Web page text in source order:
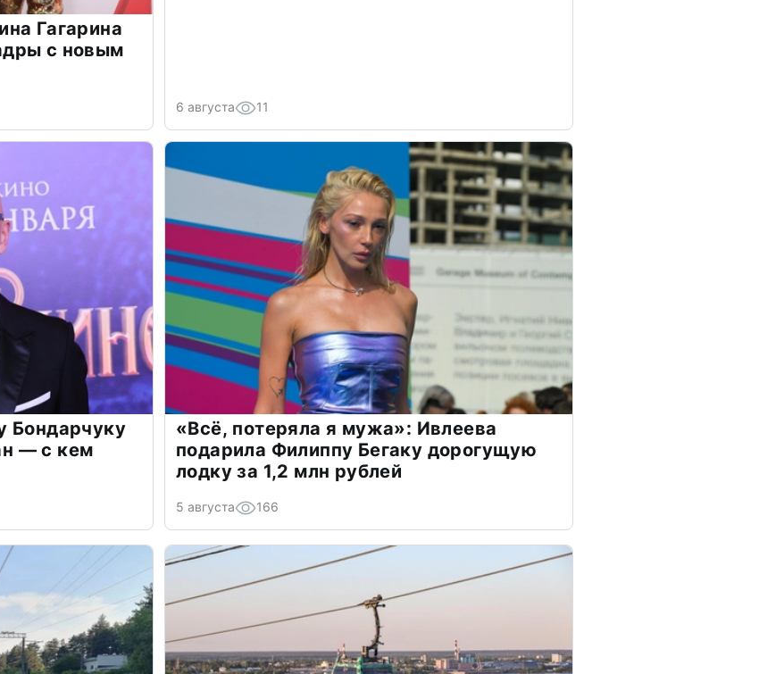
Гагарина
с новым
6 августа 11
Бондарчуку
— с кем
«Всё, потеряла я мужа»: Ивлеева
подарила Филиппу Бегаку дорогущую
лодку за 1,2 млн рублей
5 августа 166